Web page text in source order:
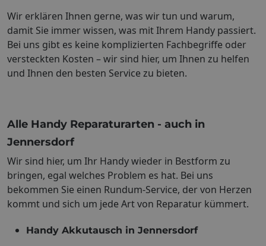
Wir erklären Ihnen gerne, was wir tun und warum,
damit Sie immer wissen, was mit Ihrem Handy passiert.
Bei uns gibt es keine komplizierten Fachbegriffe oder
versteckten Kosten – wir sind hier, um Ihnen zu helfen
und Ihnen den besten Service zu bieten.
Alle Handy Reparaturarten - auch in
Jennersdorf
Wir sind hier, um Ihr Handy wieder in Bestform zu
bringen, egal welches Problem es hat. Bei uns
bekommen Sie einen Rundum-Service, der von Herzen
kommt und sich um jede Art von Reparatur kümmert.
Handy Akkutausch in Jennersdorf